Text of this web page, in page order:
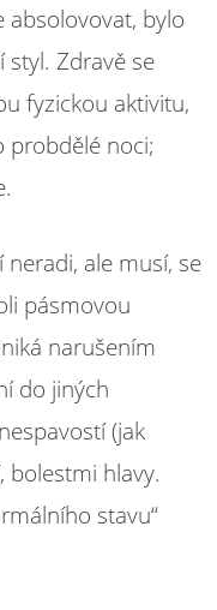
absolovovat, bylo
styl. Zdravě se
fyzickou aktivitu,
probdělé noci;
ale musí, se
pásmovou
narušením
do jiných
(jak
bolestmi hlavy.
stavu“